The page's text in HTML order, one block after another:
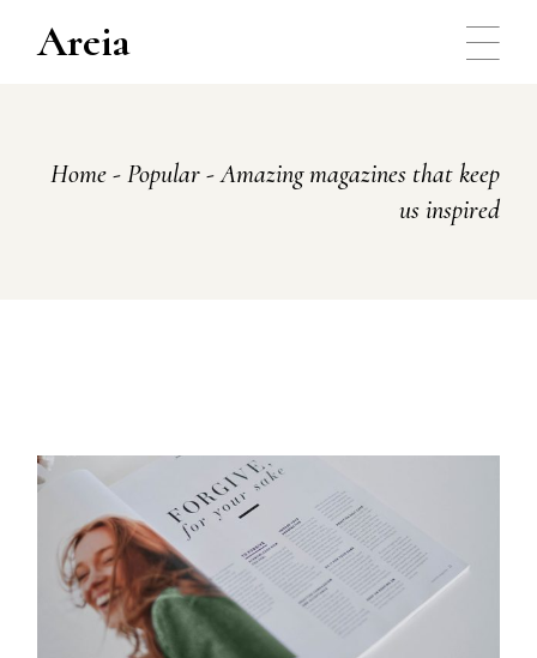
Areia
Home Popular
Amazing magazines that keep
us inspired